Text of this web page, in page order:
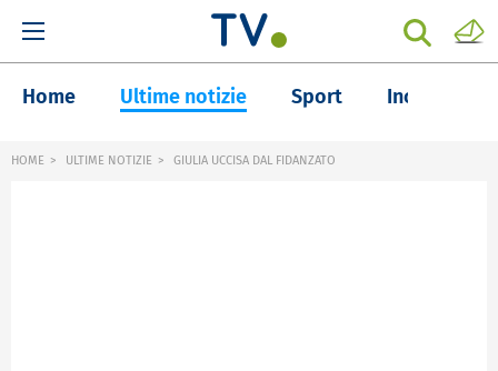
Home Ultime notizie Sport Inchieste
HOME ULTIME NOTIZIE GIULIA UCCISA DAL FIDANZATO